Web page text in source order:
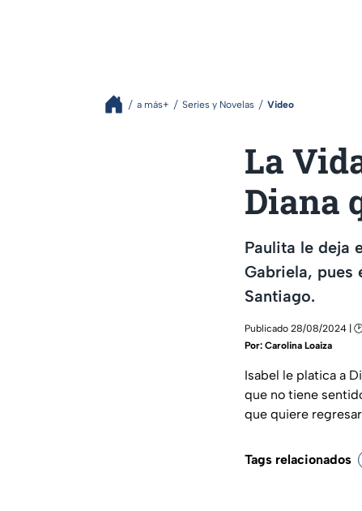
a más+ Series y Novelas Video
La
Diana
Paulita le deja
Gabriela, pues
Santiago.
Publicado 28/08/2024 |
Por: Carolina Loaiza
Isabel le platica a
que no tiene
que quiere
Tags relacionados